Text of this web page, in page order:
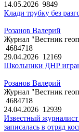
14.05.2026 9849
Клади трубку без
Розанов Валерий
Журнал "Вестник
4684718
29.04.2026 12169
Школьники ДНР
Розанов Валерий
Журнал "Вестник
4684718
24.04.2026 12939
Известный
записалась в отряд